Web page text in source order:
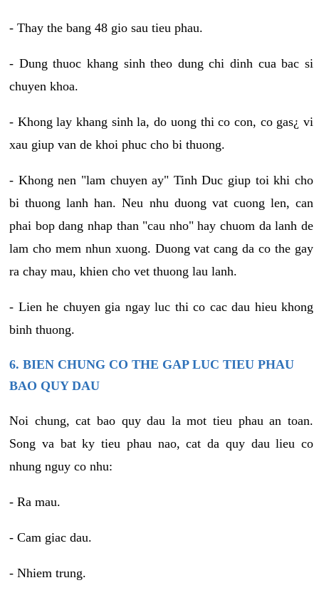
- Thay the bang 48 gio sau tieu phau.
- Dung thuoc khang sinh theo dung chi dinh cua bac si
chuyen khoa.
- Khong lay khang sinh la, do uong thi co con, co gas¿ vi
xau giup van de khoi phuc cho bi thuong.
- Khong nen "lam chuyen ay" Tinh Duc giup toi khi cho
bi thuong lanh han. Neu nhu duong vat cuong len, can
phai bop dang nhap than "cau nho" hay chuom da lanh de
lam cho mem nhun xuong. Duong vat cang da co the gay
ra chay mau, khien cho vet thuong lau lanh.
- Lien he chuyen gia ngay luc thi co cac dau hieu khong
binh thuong.
6. BIEN CHUNG CO THE GAP LUC TIEU PHAU
BAO QUY DAU
Noi chung, cat bao quy dau la mot tieu phau an toan.
Song va bat ky tieu phau nao, cat da quy dau lieu co
nhung nguy co nhu:
- Ra mau.
- Cam giac dau.
- Nhiem trung.